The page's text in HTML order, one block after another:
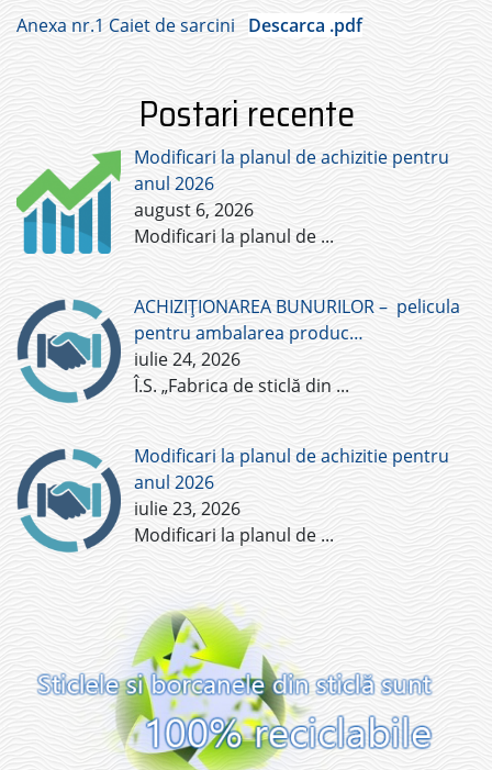
Anexa nr.1 Caiet de sarcini
Descarca .pdf
Postari recente
Modificari la planul de achizitie pentru
anul 2026
august 6, 2026
Modificari la planul de ...
ACHIZIȚIONAREA BUNURILOR – pelicula
pentru ambalarea produc…
iulie 24, 2026
Î.S. „Fabrica de sticlă din ...
Modificari la planul de achizitie pentru
anul 2026
iulie 23, 2026
Modificari la planul de ...